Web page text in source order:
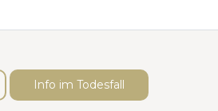
Info im Todesfall